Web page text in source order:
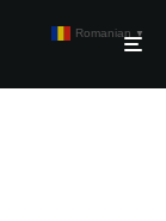
Romanian ▼